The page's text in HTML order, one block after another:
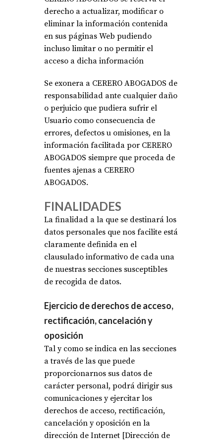
derecho a actualizar, modificar o
eliminar la información contenida
en sus páginas Web pudiendo
incluso limitar o no permitir el
acceso a dicha información
Se exonera a CERERO ABOGADOS de
responsabilidad ante cualquier daño
o perjuicio que pudiera sufrir el
Usuario como consecuencia de
errores, defectos u omisiones, en la
información facilitada por CERERO
ABOGADOS siempre que proceda de
fuentes ajenas a CERERO
ABOGADOS.
FINALIDADES
La finalidad a la que se destinará los
datos personales que nos facilite está
claramente definida en el
clausulado informativo de cada una
de nuestras secciones susceptibles
de recogida de datos.
Ejercicio de derechos de acceso,
rectificación, cancelación y
oposición
Tal y como se indica en las secciones
a través de las que puede
proporcionarnos sus datos de
carácter personal, podrá dirigir sus
comunicaciones y ejercitar los
derechos de acceso, rectificación,
cancelación y oposición en la
dirección de Internet [Dirección de